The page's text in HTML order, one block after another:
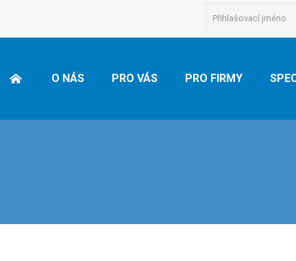
O NÁS PRO VÁS PRO FIRMY